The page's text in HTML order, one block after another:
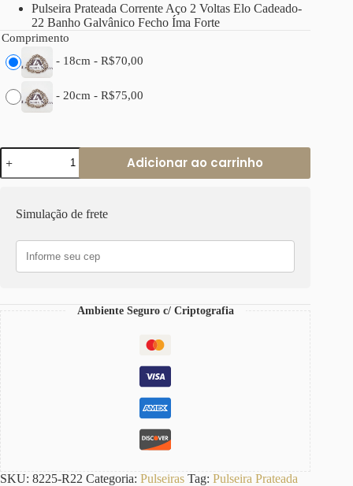
Pulseira Prateada Corrente Aço 2 Voltas Elo Cadeado-
22 Banho Galvânico Fecho Íma Forte
Comprimento
- 18cm - R$70,00
- 20cm - R$75,00
Pulseira
Elo
Cadeado-
Voltas
Aço
Banho
Galvânico
Adicionar ao carrinho
Simulação de frete
Ambiente Seguro c/ Criptografia
SKU: 8225-R22 Categoria: Pulseiras Tag: Pulseira Prateada